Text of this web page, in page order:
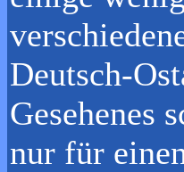
Deutsch-
Gesehenes
nur für